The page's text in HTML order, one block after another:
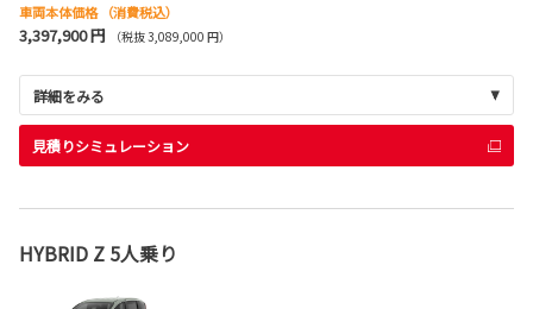
車両本体価格 （消費税込）
3,397,900 円 （税抜 3,089,000 円）
詳細をみる
見積りシミュレーション
HYBRID Z 5人乗り